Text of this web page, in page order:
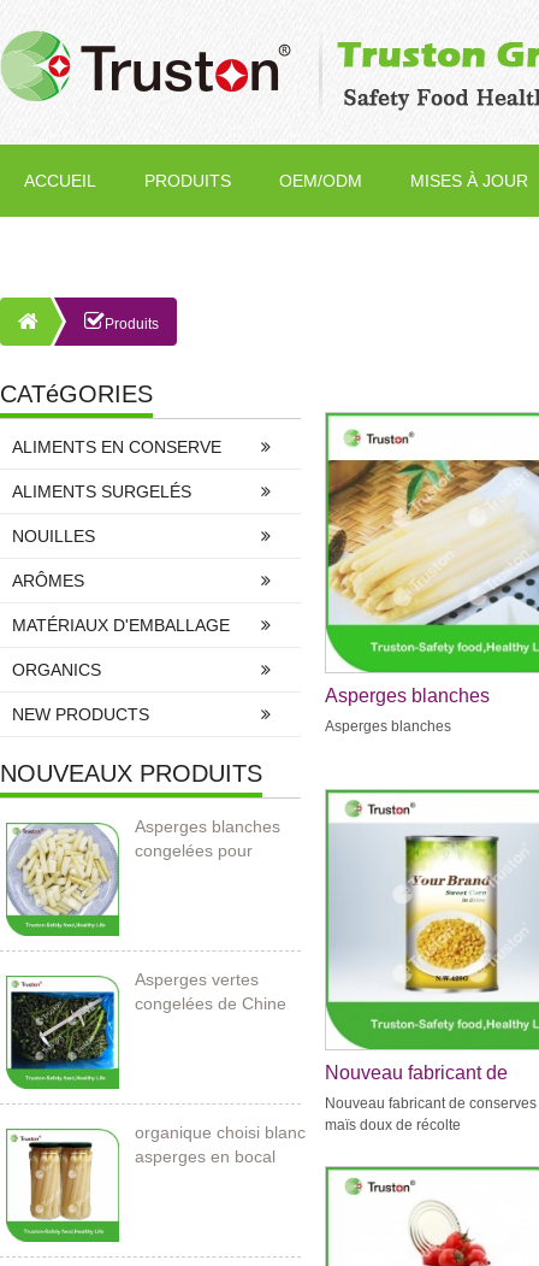
ACCUEIL PRODUITS OEM/ODM MISES À JOUR
Produits
CATéGORIES
ALIMENTS EN CONSERVE
ALIMENTS SURGELÉS
NOUILLES
ARÔMES
MATÉRIAUX D'EMBALLAGE
ORGANICS
NEW PRODUCTS
NOUVEAUX PRODUITS
Asperges blanches
congelées pour
Asperges vertes
congelées de Chine
organique choisi blanc
asperges en bocal
Asperges blanches
Asperges blanches
Nouveau fabricant de
conserves de maïs doux
récolte
Nouveau fabricant de
maïs doux de récolte